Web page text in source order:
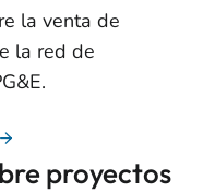
la venta de
la red de
proyectos